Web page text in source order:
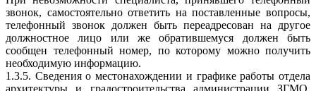
звонок, самостоятельно ответить на поставленные вопросы,
телефонный звонок должен быть переадресован на другое
должностное лицо или же обратившемуся должен быть
сообщен телефонный номер, по которому можно получить
необходимую информацию.
1.3.5. Сведения о местонахождении и графике работы отдела
архитектуры и градостроительства администрации ЗГМО,